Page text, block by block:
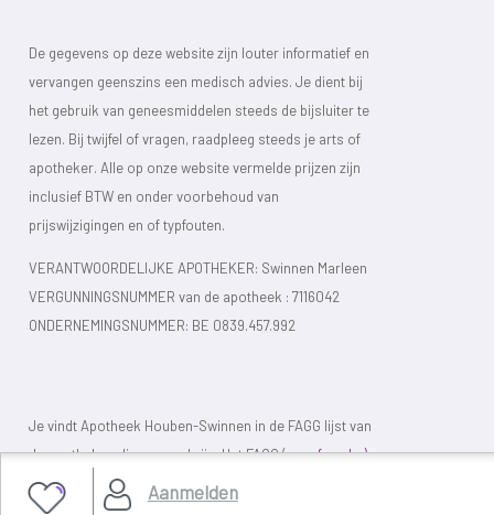
Aanmelden
De gegevens op deze website zijn louter informatief en
vervangen geenszins een medisch advies. Je dient bij
het gebruik van geneesmiddelen steeds de bijsluiter te
lezen. Bij twijfel of vragen, raadpleeg steeds je arts of
apotheker. Alle op onze website vermelde prijzen zijn
inclusief BTW en onder voorbehoud van
prijswijzigingen en of typfouten.
VERANTWOORDELIJKE APOTHEKER: Swinnen Marleen
VERGUNNINGSNUMMER van de apotheek : 7116042
ONDERNEMINGSNUMMER: BE 0839.457.992
Je vindt Apotheek Houben-Swinnen in de FAGG lijst van
de apotheken die vergund zijn. Het FAGG (www.fagg.be)
controleert de wettelikheid van de Belgische (online)
apotheken.